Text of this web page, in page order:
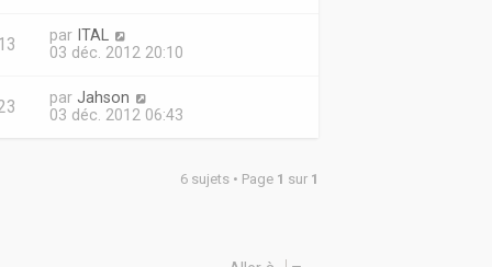
par ITAL
03 déc. 2012 20:10
par Jahson
03 déc. 2012 06:43
6 sujets • Page 1 sur 1